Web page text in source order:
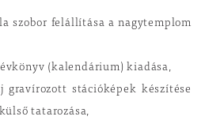
szobor felállítása a nagytemplom
(kalendárium) kiadása,
stációképek készítése
tatarozása,